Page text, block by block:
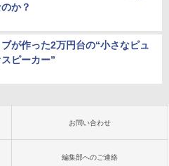
か？
が作った2万円台の“小さなピュ
ピーカー”
お問い合わせ
編集部へのご連絡